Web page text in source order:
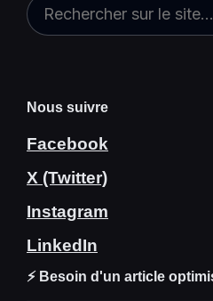
Nous suivre
Facebook
X (Twitter)
Instagram
LinkedIn
⚡ Besoin d'un article